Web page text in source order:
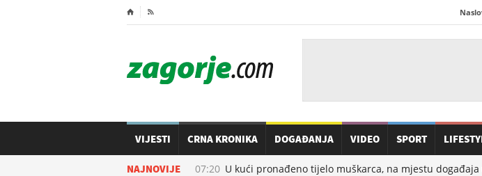
⌂ 
VIJESTI CRNA KRONIKA DOGAĐANJA VIDEO SPORT
NAJNOVIJE
08.08.2026. u 07:20 U kući pronađeno tijelo muškarca, na mjestu događaja